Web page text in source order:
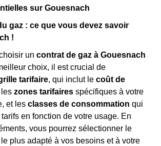
sur Gouesnach
gaz : ce que vous devez savoir
!
un contrat de gaz à Gouesnach
choix, il est crucial de
tarifaire, qui inclut le coût de
les zones tarifaires spécifiques à votre
et les classes de consommation qui
en fonction de votre usage. En
vous pourrez sélectionner le
le plus adapté à vos besoins et à votre